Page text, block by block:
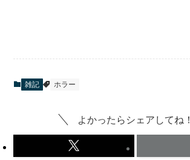
雑記 ホラー
よかったらシェアしてね！